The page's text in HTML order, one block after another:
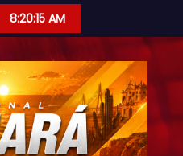
8:20:16 AM